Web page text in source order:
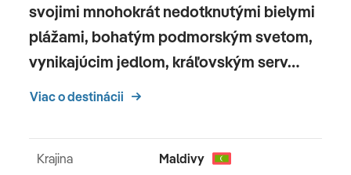
svojimi mnohokrát nedotknutými bielymi
plážami, bohatým podmorským svetom,
vynikajúcim jedlom, kráľovským serv…
Viac o destinácii
Krajina Maldivy